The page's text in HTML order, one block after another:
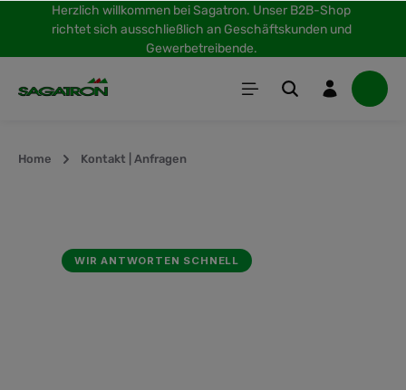
springen
Herzlich willkommen bei Sagatron. Unser B2B-Shop
richtet sich ausschließlich an Geschäftskunden und
Gewerbetreibende.
Home Kontakt | Anfragen
WIR ANTWORTEN SCHNELL